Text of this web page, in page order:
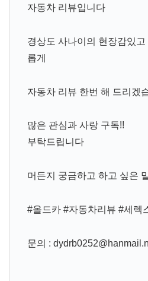
자동차 리뷰입니다
경상도 사나이의 현장감있고
롭게
자동차 리뷰 한번 해 드리겠
많은 관심과 사랑 구독!!
부탁드립니다
머든지 궁금하고 하고 싶은
#올드카 #자동차리뷰 #세렉
문의 :